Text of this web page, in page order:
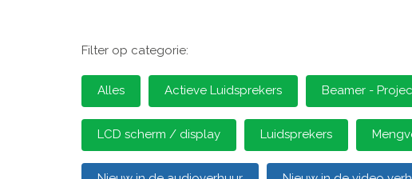
Filter op categorie:
Alles Actieve Luidsprekers Beamer -
LCD scherm / display Luidsprekers